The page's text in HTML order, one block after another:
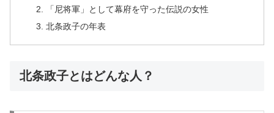
「尼将軍」として幕府を守った伝説の女性
北条政子の年表
北条政子とはどんな人？